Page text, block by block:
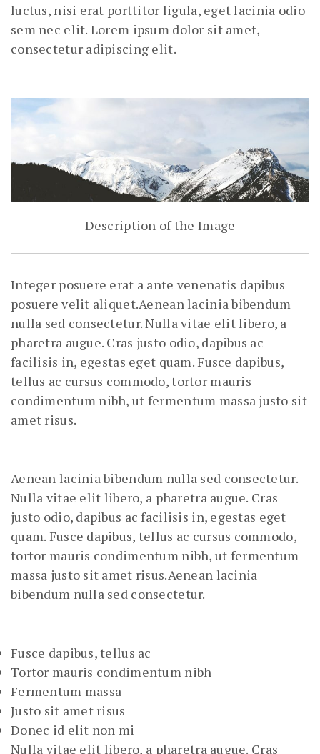
luctus, nisi erat porttitor ligula, eget lacinia odio
sem nec elit. Lorem ipsum dolor sit amet,
consectetur adipiscing elit.
Description of the Image
Integer posuere erat a ante venenatis dapibus
posuere velit aliquet.Aenean lacinia bibendum
nulla sed consectetur. Nulla vitae elit libero, a
pharetra augue. Cras justo odio, dapibus ac
facilisis in, egestas eget quam. Fusce dapibus,
tellus ac cursus commodo, tortor mauris
condimentum nibh, ut fermentum massa justo sit
amet risus.
Aenean lacinia bibendum nulla sed consectetur.
Nulla vitae elit libero, a pharetra augue. Cras
justo odio, dapibus ac facilisis in, egestas eget
quam. Fusce dapibus, tellus ac cursus commodo,
tortor mauris condimentum nibh, ut fermentum
massa justo sit amet risus.Aenean lacinia
bibendum nulla sed consectetur.
Fusce dapibus, tellus ac
Tortor mauris condimentum nibh
Fermentum massa
Justo sit amet risus
Donec id elit non mi
Nulla vitae elit libero, a pharetra augue. Cras